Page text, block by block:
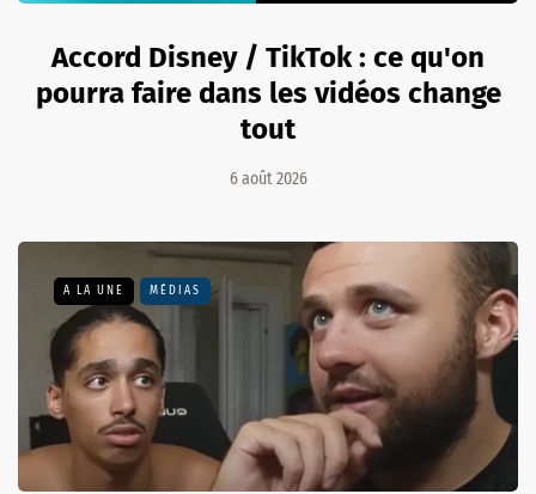
Accord Disney / TikTok : ce qu'on
pourra faire dans les vidéos change
tout
6 août 2026
A LA UNE MÉDIAS